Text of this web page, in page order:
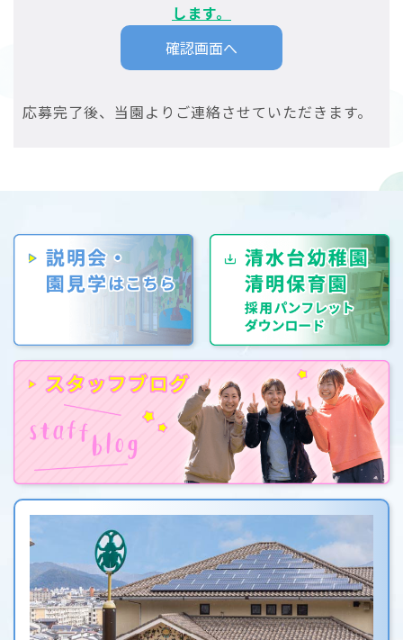
します。
応募完了後、当園よりご連絡させていただきます。